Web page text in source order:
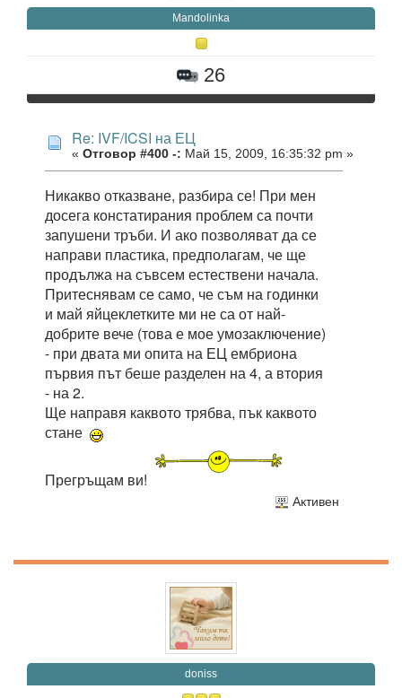
Mandolinka
26
Re: IVF/ICSI на ЕЦ
« Отговор #400 -: Май 15, 2009, 16:35:32 pm »
Никакво отказване, разбира се! При мен
досега констатирания проблем са почти
запушени тръби. И ако позволяват да се
направи пластика, предполагам, че ще
продължа на съвсем естествени начала.
Притеснявам се само, че съм на годинки
и май яйцеклетките ми не са от най-
добрите вече (това е мое умозаключение)
- при двата ми опита на ЕЦ ембриона
първия път беше разделен на 4, а втория
- на 2.
Ще направя каквото трябва, пък каквото
стане
Прегръщам ви!
Активен
doniss